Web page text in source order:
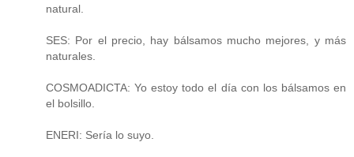
natural.
SES: Por el precio, hay bálsamos mucho mejores, y más
naturales.
COSMOADICTA: Yo estoy todo el día con los bálsamos en
el bolsillo.
ENERI: Sería lo suyo.